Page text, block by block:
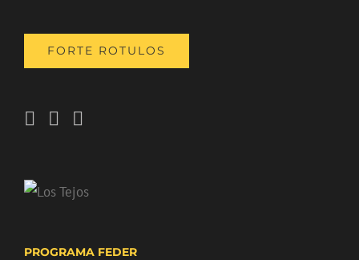
FORTE ROTULOS
PROGRAMA FEDER